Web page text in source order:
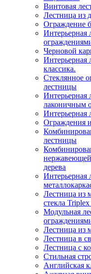
Винтовая
Лестница из
Ограждение
Интерьерная
Черновой
Интерьерная
классика.
Стеклянное
лестницы
Интерьерная
лаконичным
Интерьерная
Ограждения
лестницы
нержавеющей
дерева
Интерьерная
Лестница из
стекла
Модульная
Лестница из
Лестница в
Лестница с
Стильная
Английская